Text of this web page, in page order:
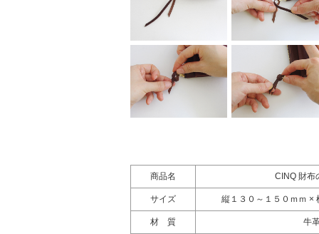
商品名 CINQ 財布
サイズ 縦１３０～１５０ｍｍ ×
材 質 牛